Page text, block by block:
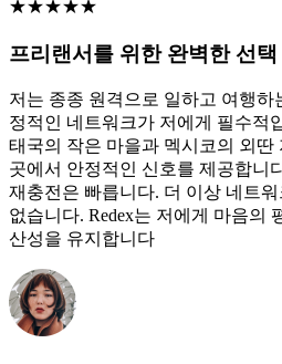
★★★★★
프리랜서를 위한 완벽한 선택
저는 종종 원격으로 일하고 여행
정적인 네트워크가 저에게 필수적
태국의 작은 마을과 멕시코의 외딴
곳에서 안정적인 신호를 제공합니
재충전은 빠릅니다. 더 이상 네트
없습니다. Redex는 저에게 마음의
산성을 유지합니다